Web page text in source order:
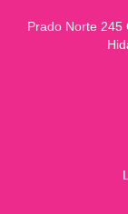
Prado Norte 245